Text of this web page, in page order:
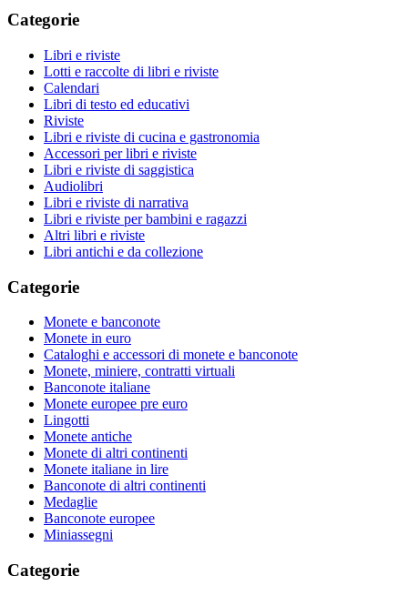
Categorie
Libri e riviste
Lotti e raccolte di libri e riviste
Calendari
Libri di testo ed educativi
Riviste
Libri e riviste di cucina e gastronomia
Accessori per libri e riviste
Libri e riviste di saggistica
Audiolibri
Libri e riviste di narrativa
Libri e riviste per bambini e ragazzi
Altri libri e riviste
Libri antichi e da collezione
Categorie
Monete e banconote
Monete in euro
Cataloghi e accessori di monete e banconote
Monete, miniere, contratti virtuali
Banconote italiane
Monete europee pre euro
Lingotti
Monete antiche
Monete di altri continenti
Monete italiane in lire
Banconote di altri continenti
Medaglie
Banconote europee
Miniassegni
Categorie